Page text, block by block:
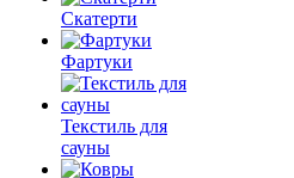
Скатерти
Фартуки
Текстиль для
сауны